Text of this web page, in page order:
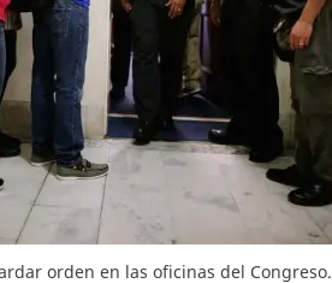
orden en las oficinas del Congreso.